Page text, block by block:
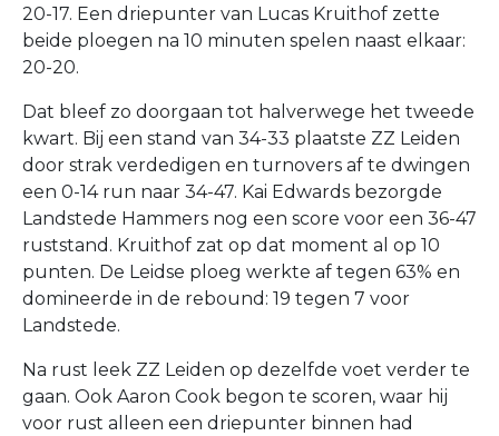
20-17. Een driepunter van Lucas Kruithof zette
beide ploegen na 10 minuten spelen naast elkaar:
20-20.
Dat bleef zo doorgaan tot halverwege het tweede
kwart. Bij een stand van 34-33 plaatste ZZ Leiden
door strak verdedigen en turnovers af te dwingen
een 0-14 run naar 34-47. Kai Edwards bezorgde
Landstede Hammers nog een score voor een 36-47
ruststand. Kruithof zat op dat moment al op 10
punten. De Leidse ploeg werkte af tegen 63% en
domineerde in de rebound: 19 tegen 7 voor
Landstede.
Na rust leek ZZ Leiden op dezelfde voet verder te
gaan. Ook Aaron Cook begon te scoren, waar hij
voor rust alleen een driepunter binnen had